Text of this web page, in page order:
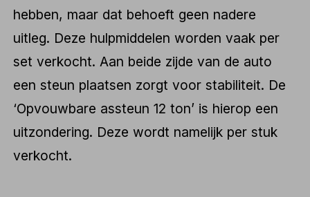
hebben, maar dat behoeft geen nadere
uitleg. Deze hulpmiddelen worden vaak per
set verkocht. Aan beide zijde van de auto
een steun plaatsen zorgt voor stabiliteit. De
‘Opvouwbare assteun 12 ton’ is hierop een
uitzondering. Deze wordt namelijk per stuk
verkocht.